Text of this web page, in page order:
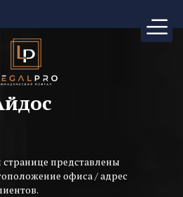
представлены
офиса / адрес